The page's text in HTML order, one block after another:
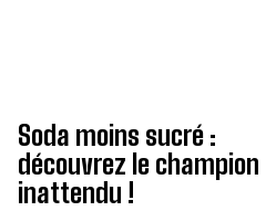
Soda moins sucré :
découvrez le champion
inattendu !